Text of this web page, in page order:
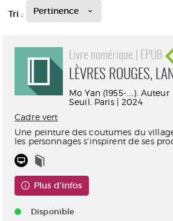
Tri : Pertinence
Livre numérique | EPUB
LÈVRES ROUGES,
Mo Yan (1955-....). Auteur
Seuil. Paris | 2024
Cadre vert
Une peinture des coutumes du
les personnages s'inspirent de ses
Plus d'infos
Disponible